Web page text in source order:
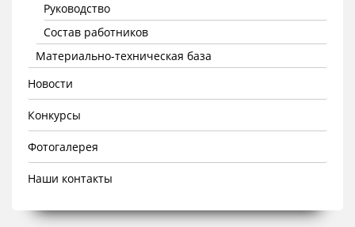
Руководство
Состав работников
Материально-техническая база
Новости
Конкурсы
Фотогалерея
Наши контакты